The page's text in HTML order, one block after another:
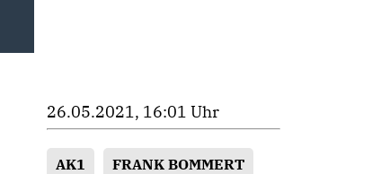
26.05.2021, 16:01 Uhr
AK1 FRANK BOMMERT